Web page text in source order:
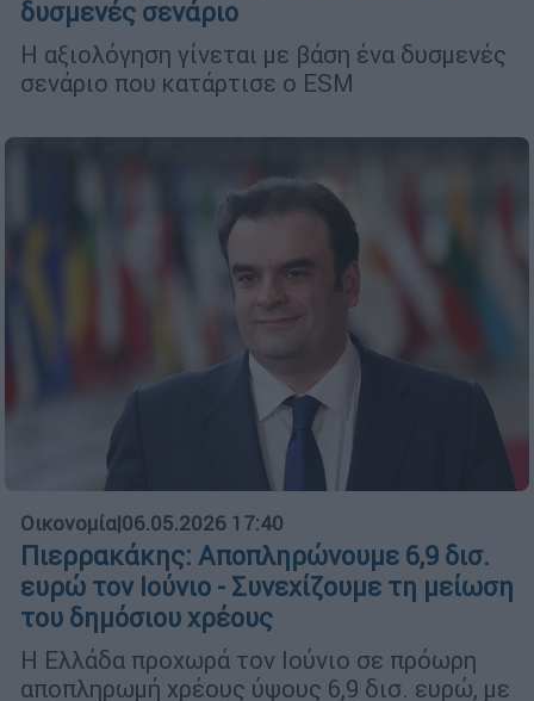
δυσμενές σενάριο
Η αξιολόγηση γίνεται με βάση ένα δυσμενές
σενάριο που κατάρτισε ο ESM
Οικονομία|06.05.2026 17:40
Πιερρακάκης: Αποπληρώνουμε 6,9 δισ.
ευρώ τον Ιούνιο - Συνεχίζουμε τη μείωση
του δημόσιου χρέους
Η Ελλάδα προχωρά τον Ιούνιο σε πρόωρη
αποπληρωμή χρέους ύψους 6,9 δισ. ευρώ, με